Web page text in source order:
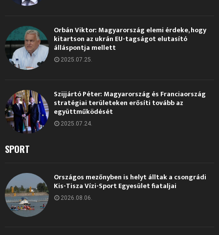
Orbán Viktor: Magyarország elemi érdeke, hogy
kitartson az ukrán EU-tagságot elutasító
álláspontja mellett
2025.07.25.
Szijjártó Péter: Magyarország és Franciaország
stratégiai területeken erősíti tovább az
együttműködését
2025.07.24.
SPORT
Országos mezőnyben is helyt álltak a csongrádi
Kis-Tisza Vízi-Sport Egyesület fiataljai
2026.08.06.